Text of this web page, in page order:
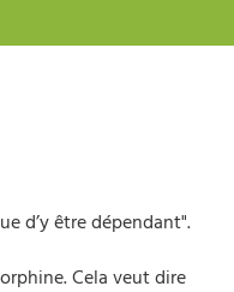
d’y être dépendant".
Cela veut dire